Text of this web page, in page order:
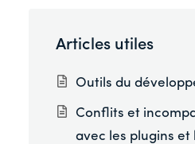
Articles utiles
Outils du
Conflits et
avec les plugins et